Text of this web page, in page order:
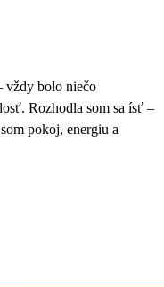
vždy bolo niečo